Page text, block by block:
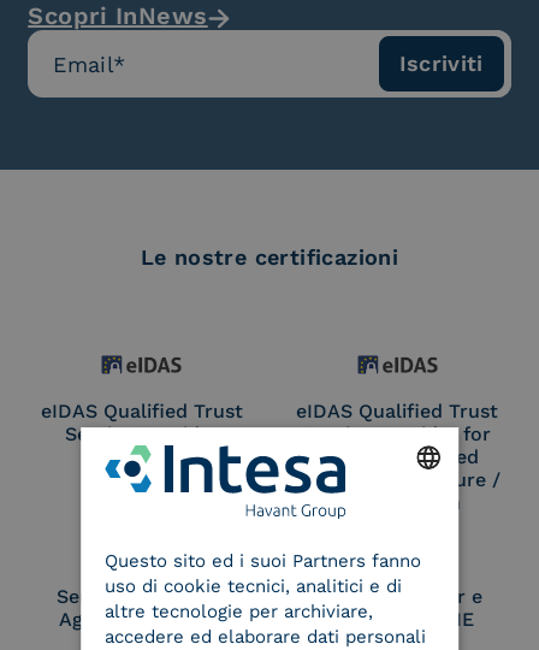
Scopri InNews
Le nostre certificazioni
eIDAS Qualified Trust
Service Provider
eIDAS Qualified Trust
Service Provider for
Remote Qualified
Electronic Signature /
Seal Creation
Service Provider e
Aggregatore SPID
Service Provider e
Aggregatore CIE
ITALIAN
Questo sito ed i suoi Partners fanno
uso di cookie tecnici, analitici e di
altre tecnologie per archiviare,
accedere ed elaborare dati personali